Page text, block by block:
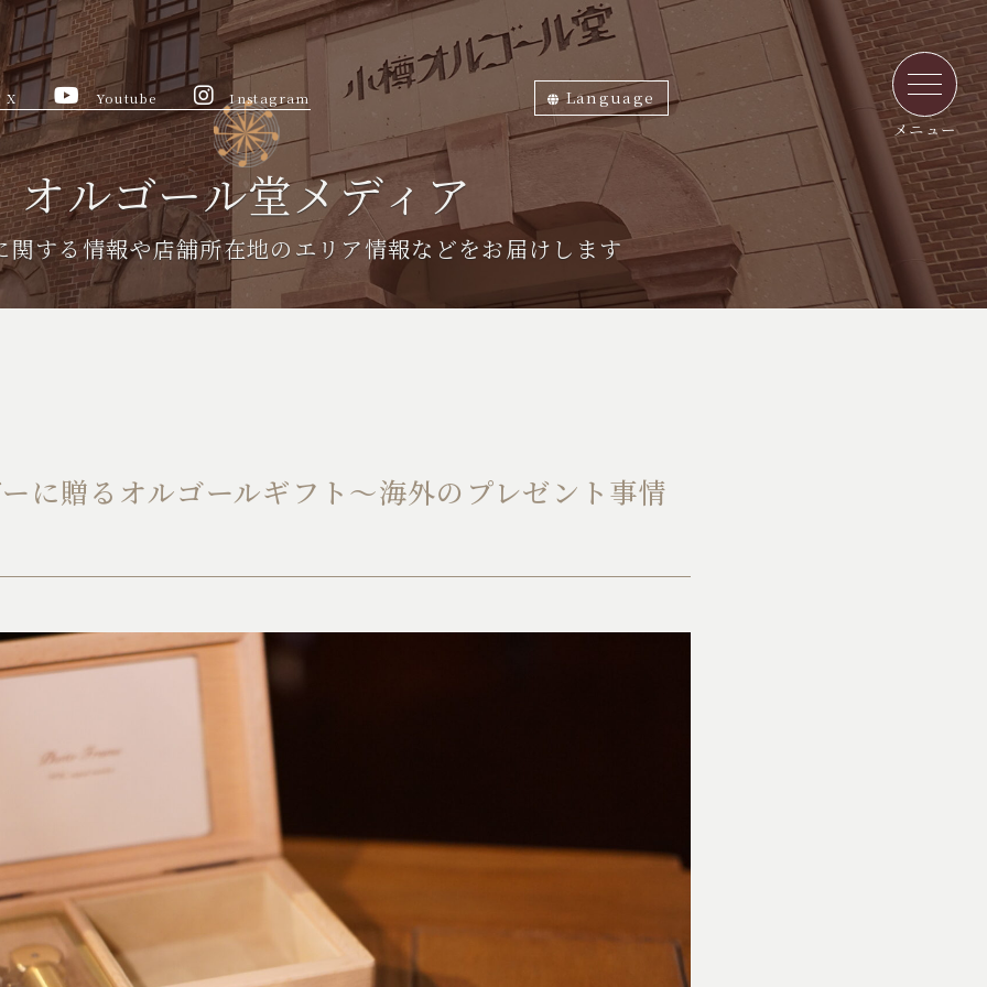
X Youtube Instagram
Language
English
한국어
中文繁体
中文簡体
ภาษาไทย
日本語 メニュー
オルゴール堂メディア
関する情報や店舗所在地のエリア情報などをお届けします
に贈るオルゴールギフト〜海外のプレゼント事情